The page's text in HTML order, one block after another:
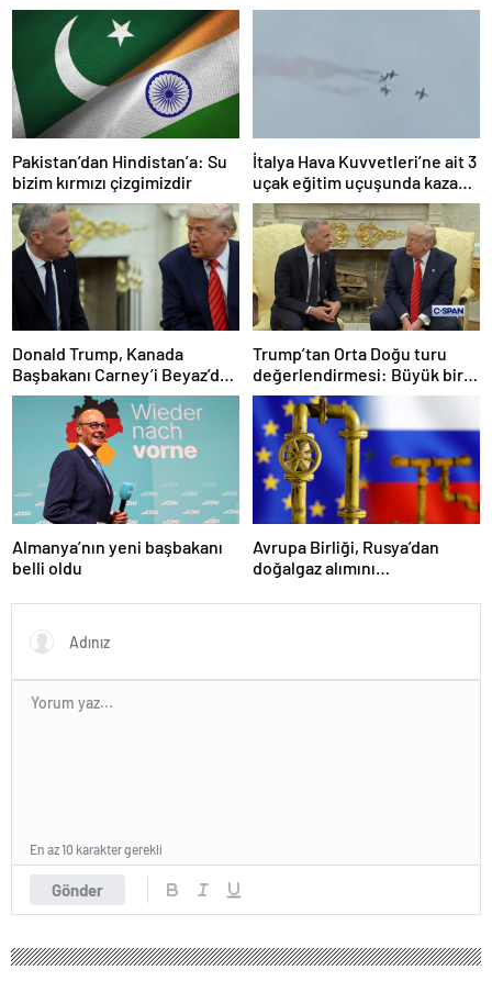
Pakistan’dan Hindistan’a: Su
bizim kırmızı çizgimizdir
İtalya Hava Kuvvetleri’ne ait 3
uçak eğitim uçuşunda kaza
yaptı
Donald Trump, Kanada
Başbakanı Carney’i Beyaz’da
ağırladı
Trump’tan Orta Doğu turu
değerlendirmesi: Büyük bir
duyuru yapacağız
Almanya’nın yeni başbakanı
belli oldu
Avrupa Birliği, Rusya’dan
doğalgaz alımını
Gönder
En az 10 karakter gerekli